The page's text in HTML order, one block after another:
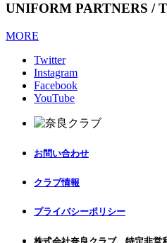
UNIFORM PARTNERS /
MORE
Twitter
Instagram
Facebook
YouTube
お問い合わせ
クラブ情報
プライバシーポリシー